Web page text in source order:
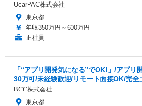
UcarPAC株式会社
東京都
年収350万円～600万円
正社員
「“アプリ開発気になる”でOK!」/アプリ
30万可/未経験歓迎/リモート面接OK/完全
BCC株式会社
東京都